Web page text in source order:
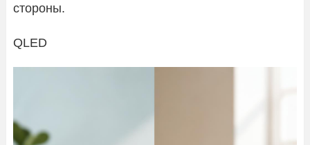
стороны.
QLED